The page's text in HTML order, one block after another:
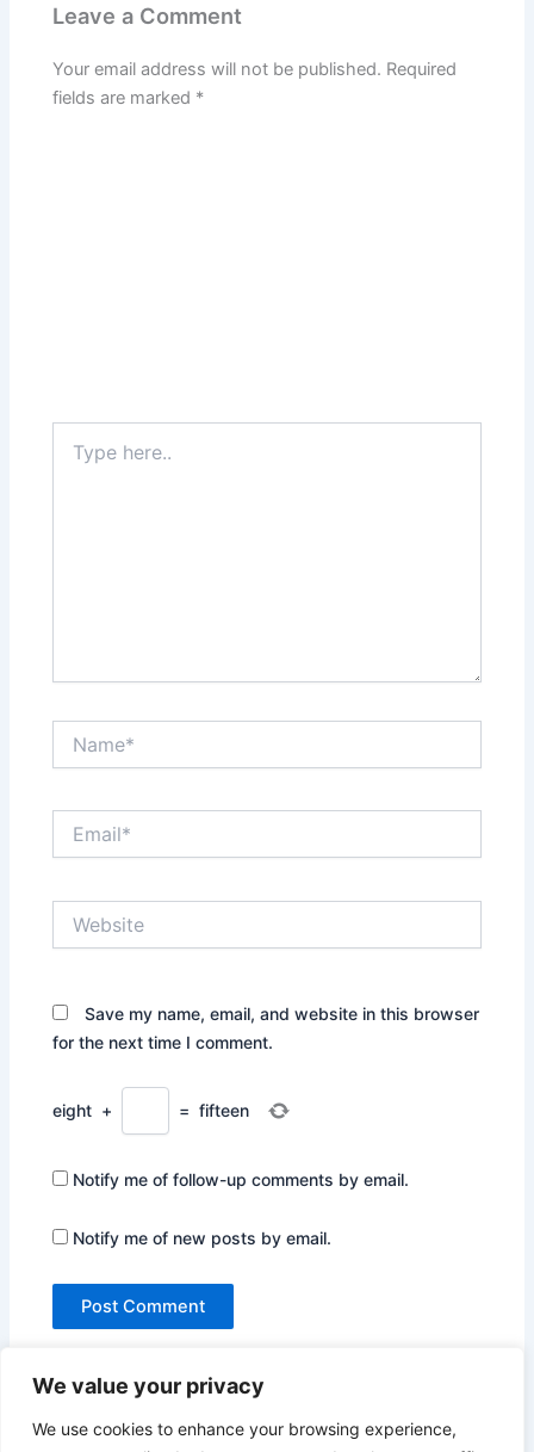
We value your privacy
We use cookies to enhance your browsing experience,
Leave a Comment
Your email address will not be published. Required
fields are marked *
here..
Save my name, email, and website in this browser
for the next time I comment.
eight + = fifteen
Notify me of follow-up comments by email.
Notify me of new posts by email.